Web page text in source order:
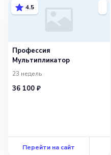
4.5
Профессия
Мультипликатор
23 недель
36 100 ₽
Перейти на сайт